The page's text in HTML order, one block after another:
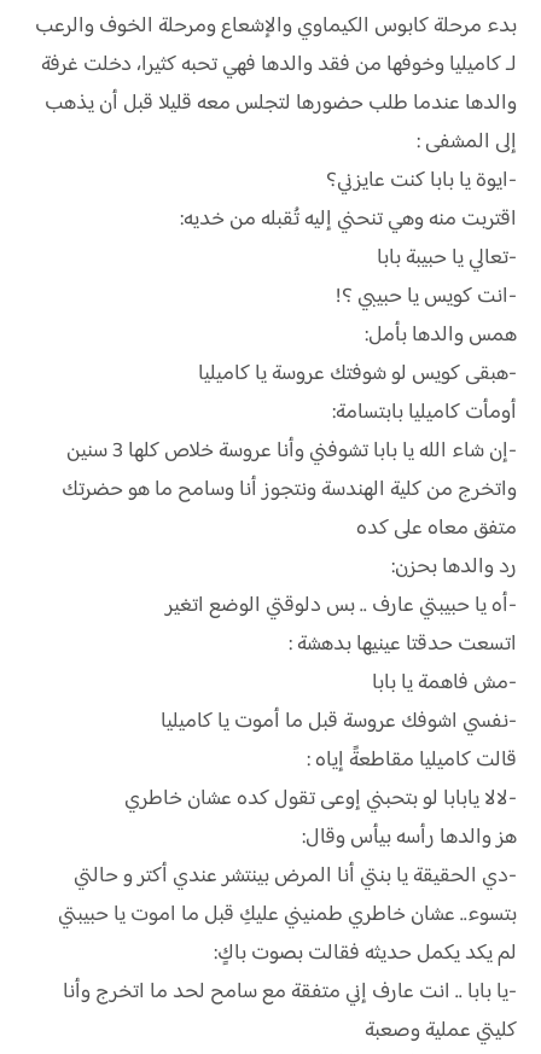
بدء مرحلة كابوس الكيماوي والإشعاع ومرحلة الخوف والرعب
لـ كاميليا وخوفها من فقد والدها فهي تحبه كثيرا، دخلت غرفة
والدها عندما طلب حضورها لتجلس معه قليلا قبل أن يذهب
إلى المشفى :
-ايوة يا بابا كنت عايزني؟
اقتربت منه وهي تنحني إليه تُقبله من خديه:
-تعالي يا حبيبة بابا
-انت كويس يا حبيبي ؟!
همس والدها بأمل:
-هبقى كويس لو شوفتك عروسة يا كاميليا
أومأت كاميليا بابتسامة:
-إن شاء الله يا بابا تشوفني وأنا عروسة خلاص كلها 3 سنين
واتخرج من كلية الهندسة ونتجوز أنا وسامح ما هو حضرتك
متفق معاه على كده
رد والدها بحزن:
-أه يا حبيبتي عارف .. بس دلوقتي الوضع اتغير
اتسعت حدقتا عينيها بدهشة :
-مش فاهمة يا بابا
-نفسي اشوفك عروسة قبل ما أموت يا كاميليا
قالت كاميليا مقاطعةً إياه :
-لالا يابابا لو بتحبني إوعى تقول كده عشان خاطري
هز والدها رأسه بيأس وقال:
-دي الحقيقة يا بنتي أنا المرض بينتشر عندي أكتر و حالتي
بتسوء.. عشان خاطري طمنيني عليكِ قبل ما اموت يا حبيبتي
لم يكد يكمل حديثه فقالت بصوت باكٍ:
-يا بابا .. انت عارف إني متفقة مع سامح لحد ما اتخرج وأنا
كليتي عملية وصعبة